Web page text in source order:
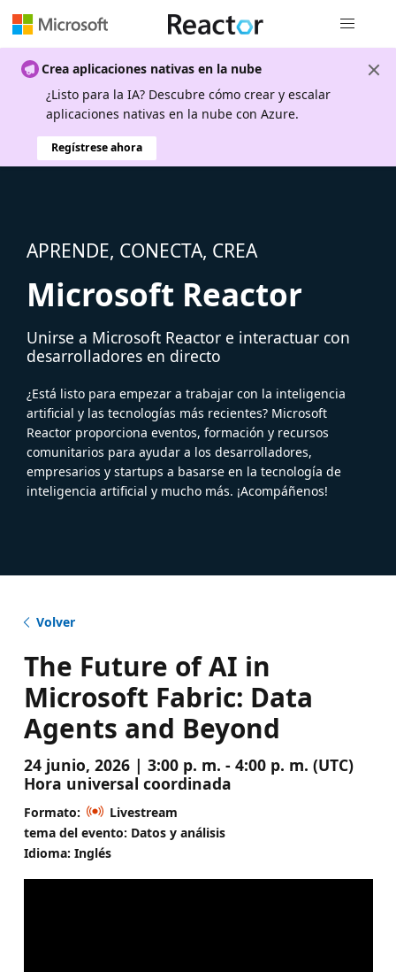
Crea aplicaciones nativas en la nube
¿Listo para la IA? Descubre cómo crear y escalar
aplicaciones nativas en la nube con Azure.
Regístrese ahora
APRENDE, CONECTA, CREA
Microsoft Reactor
Unirse a Microsoft Reactor e interactuar con
desarrolladores en directo
¿Está listo para empezar a trabajar con la inteligencia
artificial y las tecnologías más recientes? Microsoft
Reactor proporciona eventos, formación y recursos
comunitarios para ayudar a los desarrolladores,
empresarios y startups a basarse en la tecnología de
inteligencia artificial y mucho más. ¡Acompáñenos!
Volver
The Future of AI in
Microsoft Fabric: Data
Agents and Beyond
24 junio, 2026 | 3:00 p. m. - 4:00 p. m. (UTC)
Hora universal coordinada
Formato:
Livestream
tema del evento: Datos y análisis
Idioma: Inglés